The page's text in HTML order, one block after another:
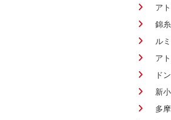
ア
錦
ル
ア
ド
新
多